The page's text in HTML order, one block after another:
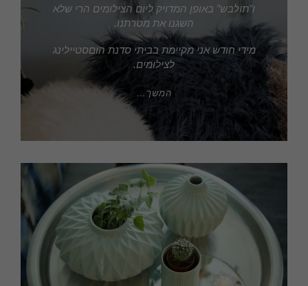
ו”תולבש” באופן המדויק ליום הצילומים הרי שלא
השגנו את מטרתנו.
מידי חודש אני מקיימת בביתי סדנת הוםסטיילינג
לצילומים.
המשך…